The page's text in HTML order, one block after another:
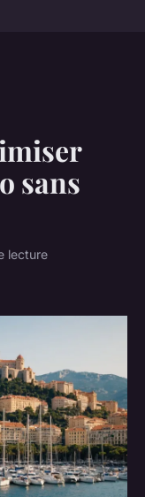
sans
lecture